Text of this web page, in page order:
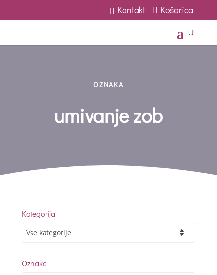
Kontakt Košarica
U
OZNAKA
umivanje zob
Kategorija
Oznaka